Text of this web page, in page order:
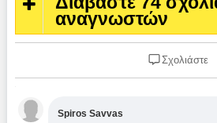
αναγνωστών
Σχολιάστε
Spiros Savvas